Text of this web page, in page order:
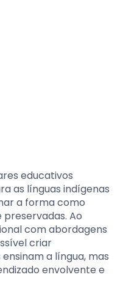
educativos
as línguas indígenas
a forma como
preservadas. Ao
com abordagens
criar
a língua, mas
envolvente e